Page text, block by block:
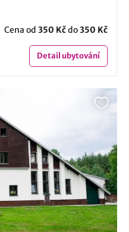
Cena od 350 Kčdo350 Kč
Detailubytování